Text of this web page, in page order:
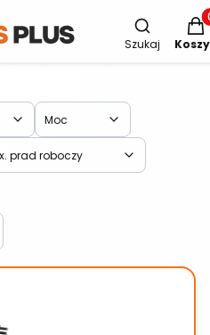
Otwórz
Szukaj
Moc
prad roboczy